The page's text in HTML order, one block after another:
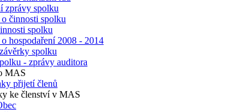
zprávy spolku
činnosti spolku
spolku
hospodaření 2008 - 2014
spolku
- zprávy auditora
MAS
přijetí členů
ke členství v MAS